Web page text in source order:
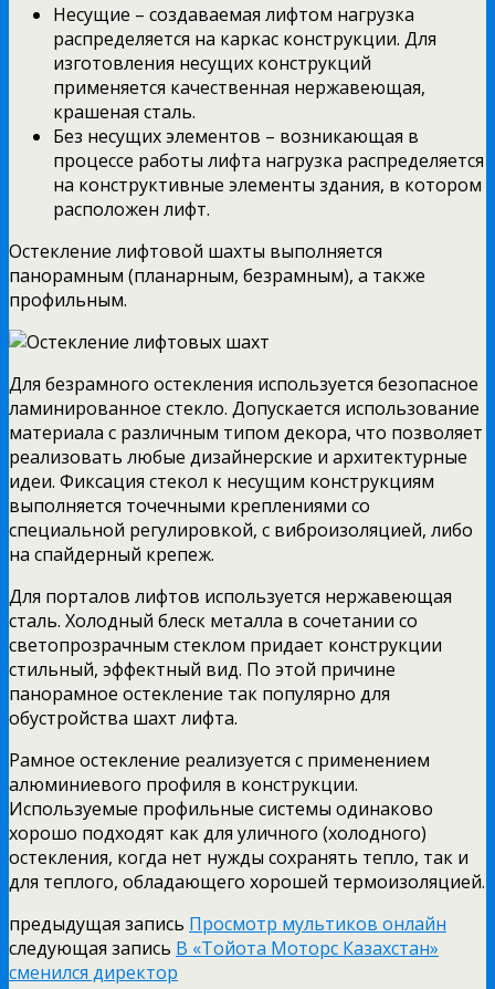
Несущие – создаваемая лифтом нагрузка
распределяется на каркас конструкции. Для
изготовления несущих конструкций
применяется качественная нержавеющая,
крашеная сталь.
Без несущих элементов – возникающая в
процессе работы лифта нагрузка распределяется
на конструктивные элементы здания, в котором
расположен лифт.
Остекление лифтовой шахты выполняется
панорамным (планарным, безрамным), а также
профильным.
Для безрамного остекления используется безопасное
ламинированное стекло. Допускается использование
материала с различным типом декора, что позволяет
реализовать любые дизайнерские и архитектурные
идеи. Фиксация стекол к несущим конструкциям
выполняется точечными креплениями со
специальной регулировкой, с виброизоляцией, либо
на спайдерный крепеж.
Для порталов лифтов используется нержавеющая
сталь. Холодный блеск металла в сочетании со
светопрозрачным стеклом придает конструкции
стильный, эффектный вид. По этой причине
панорамное остекление так популярно для
обустройства шахт лифта.
Рамное остекление реализуется с применением
алюминиевого профиля в конструкции.
Используемые профильные системы одинаково
хорошо подходят как для уличного (холодного)
остекления, когда нет нужды сохранять тепло, так и
для теплого, обладающего хорошей термоизоляцией.
предыдущая запись Просмотр мультиков онлайн
следующая запись В «Тойота Моторс Казахстан»
сменился директор